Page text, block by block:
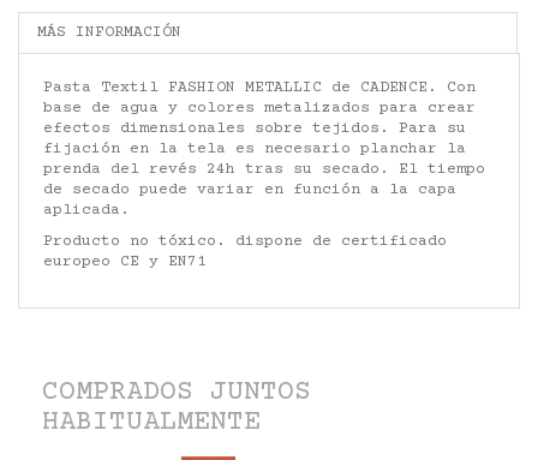
MÁS INFORMACIÓN
Pasta Textil FASHION METALLIC de CADENCE. Con
base de agua y colores metalizados para crear
efectos dimensionales sobre tejidos. Para su
fijación en la tela es necesario planchar la
prenda del revés 24h tras su secado. El tiempo
de secado puede variar en función a la capa
aplicada.
Producto no tóxico. dispone de certificado
europeo CE y EN71
COMPRADOS JUNTOS
HABITUALMENTE